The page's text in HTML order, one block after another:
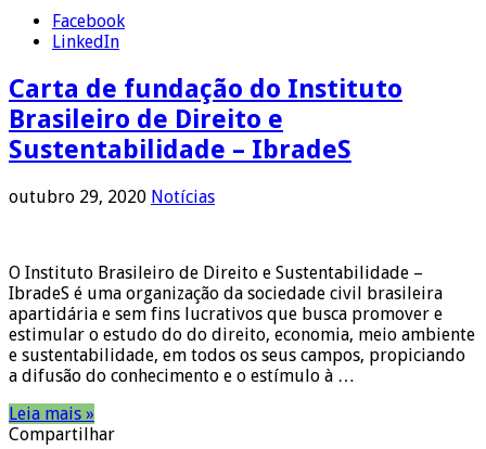
Facebook
LinkedIn
Carta de fundação do Instituto
Brasileiro de Direito e
Sustentabilidade – IbradeS
outubro 29, 2020 Notícias
O Instituto Brasileiro de Direito e Sustentabilidade –
IbradeS é uma organização da sociedade civil brasileira
apartidária e sem fins lucrativos que busca promover e
estimular o estudo do do direito, economia, meio ambiente
e sustentabilidade, em todos os seus campos, propiciando
a difusão do conhecimento e o estímulo à …
Leia mais »
Compartilhar